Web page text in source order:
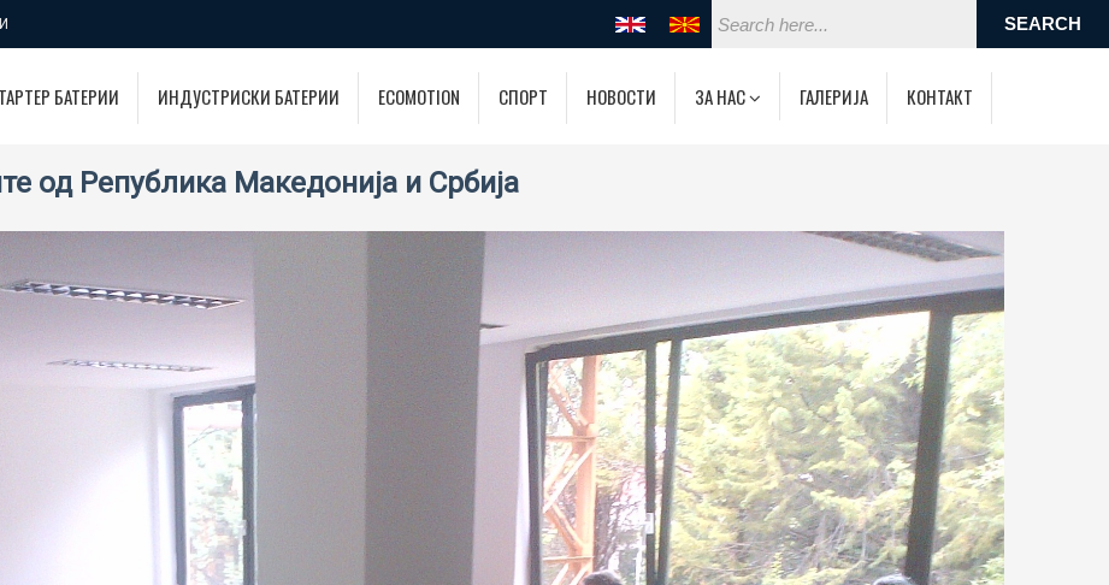
БАТЕРИИ ИНДУСТРИСКИ БАТЕРИИ ECOMOTION СПОРТ НОВОСТИ ЗА НАС ГАЛЕРИЈА КОНТАКТ
од Република Македонија и Србија